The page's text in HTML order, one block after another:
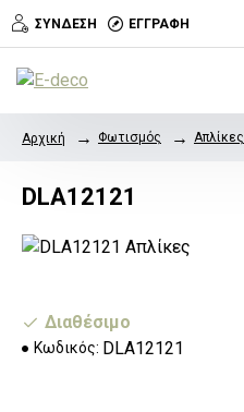
ΣΎΝΔΕΣΗ ΕΓΓΡΑΦΉ
Αρχική Φωτισμός Απλίκες
DLA12121
Διαθέσιμο
Κωδικός: DLA12121